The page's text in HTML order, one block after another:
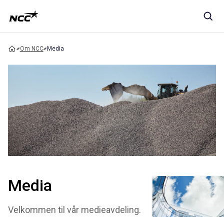
Om NCC Media
Media
Velkommen til vår medieavdeling.